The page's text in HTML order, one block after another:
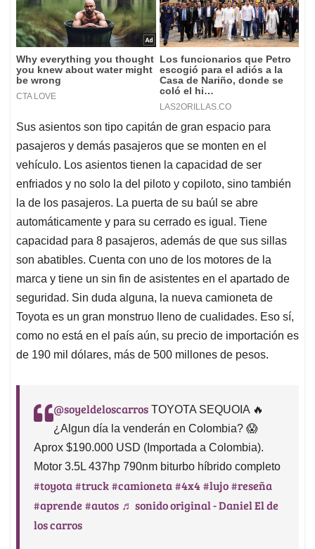
Sus asientos son tipo capitán de gran espacio para
pasajeros y demás pasajeros que se monten en el
vehículo. Los asientos tienen la capacidad de ser
enfriados y no solo la del piloto y copiloto, sino también
la de los pasajeros. La puerta de su baúl se abre
automáticamente y para su cerrado es igual. Tiene
capacidad para 8 pasajeros, además de que sus sillas
son abatibles. Cuenta con uno de los motores de la
marca y tiene un sin fin de asistentes en el apartado de
seguridad. Sin duda alguna, la nueva camioneta de
Toyota es un gran monstruo lleno de cualidades. Eso sí,
como no está en el país aún, su precio de importación es
de 190 mil dólares, más de 500 millones de pesos.
@soyeldeloscarros TOYOTA SEQUOIA 🔥
¿Algun día la venderán en Colombia? 😱
Aprox $190.000 USD (Importada a Colombia).
Motor 3.5L 437hp 790nm biturbo híbrido completo
#toyota#truck#camioneta#4x4 #lujo#reseña
#aprende #autos ♬ sonido original - Daniel El de
los carros